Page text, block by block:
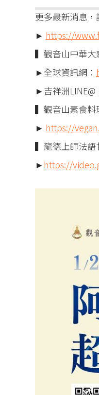
更多最新消息，
► https://
▍觀音山中華大
►全球資訊網：
►吉祥洲LINE@
▍觀音山素食料
► https://
▍龍德上師法語
►https://